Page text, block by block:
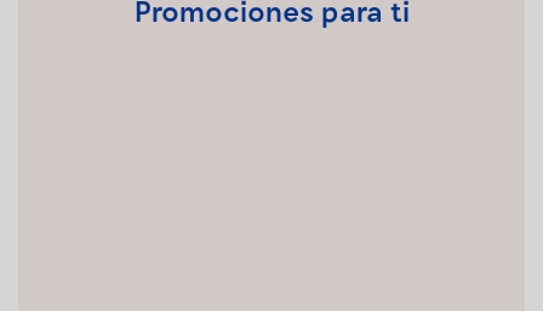
Promociones para ti